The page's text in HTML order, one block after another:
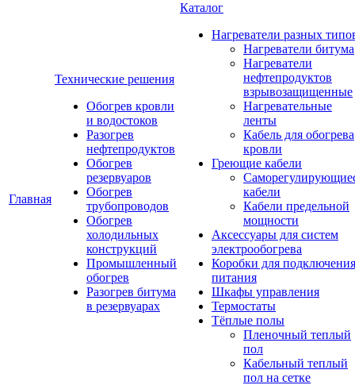
Главная
Технические решения
Обогрев кровли
и водостоков
Разогрев
нефтепродуктов
Обогрев
резервуаров
Обогрев
трубопроводов
Обогрев
холодильных
конструкций
Промышленный
обогрев
Разогрев битума
в резервуарах
Каталог
Нагреватели разных
Нагреватели битума
Нагреватели
нефтепродуктов
взрывозащищенные
Нагревательные
ленты
Кабель для обогрева
кровли
Греющие кабели
кабели
Кабели предельной
мощности
Аксессуары для систем
электрообогрева
Коробки для подключения
питания
Шкафы управления
Термостаты
Тёплые полы
Пленочный теплый
пол
Кабельный теплый
пол на сетке